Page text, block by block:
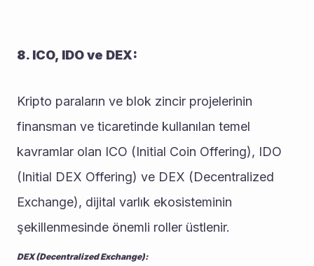
8. ICO, IDO ve DEX:
Kripto paraların ve blok zincir projelerinin
finansman ve ticaretinde kullanılan temel
kavramlar olan ICO (Initial Coin Offering), IDO
(Initial DEX Offering) ve DEX (Decentralized
Exchange), dijital varlık ekosisteminin
şekillenmesinde önemli roller üstlenir.
DEX (Decentralized Exchange):